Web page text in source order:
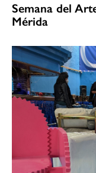
Semana del
Mérida